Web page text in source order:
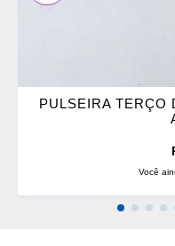
PULSEIRA TERÇO
Você